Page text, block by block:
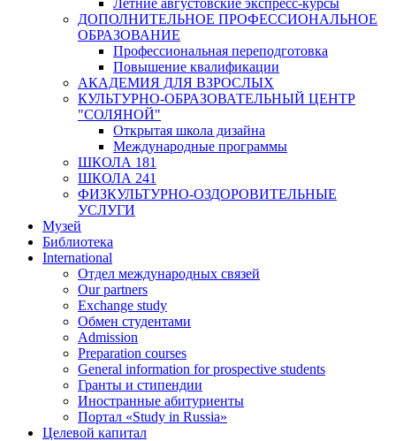
Летние августовские экспресс-курсы
ДОПОЛНИТЕЛЬНОЕ ПРОФЕССИОНАЛЬНОЕ
ОБРАЗОВАНИЕ
Профессиональная переподготовка
Повышение квалификации
АКАДЕМИЯ ДЛЯ ВЗРОСЛЫХ
КУЛЬТУРНО-ОБРАЗОВАТЕЛЬНЫЙ ЦЕНТР
"СОЛЯНОЙ"
Открытая школа дизайна
Международные программы
ШКОЛА 181
ШКОЛА 241
ФИЗКУЛЬТУРНО-ОЗДОРОВИТЕЛЬНЫЕ
УСЛУГИ
Музей
Библиотека
International
Отдел международных связей
Our partners
Exchange study
Обмен студентами
Admission
Preparation courses
General information for prospective students
Гранты и стипендии
Иностранные абитуриенты
Портал «Study in Russia»
Целевой капитал